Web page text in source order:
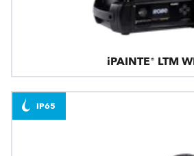
iPAINTE® LTM
IP65